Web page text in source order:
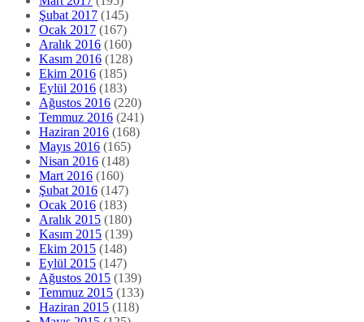
Şubat 2017 (145)
Ocak 2017 (167)
Aralık 2016 (160)
Kasım 2016 (128)
Ekim 2016 (185)
Eylül 2016 (183)
Ağustos 2016 (220)
Temmuz 2016 (241)
Haziran 2016 (168)
Mayıs 2016 (165)
Nisan 2016 (148)
Mart 2016 (160)
Şubat 2016 (147)
Ocak 2016 (183)
Aralık 2015 (180)
Kasım 2015 (139)
Ekim 2015 (148)
Eylül 2015 (147)
Ağustos 2015 (139)
Temmuz 2015 (133)
Haziran 2015 (118)